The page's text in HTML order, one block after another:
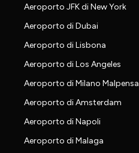
Aeroporto JFK di New York
Aeroporto di Dubai
Aeroporto di Lisbona
Aeroporto di Los Angeles
Aeroporto di Milano Malpensa
Aeroporto di Amsterdam
Aeroporto di Napoli
Aeroporto di Malaga